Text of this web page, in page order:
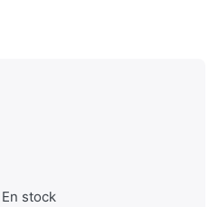
En stock